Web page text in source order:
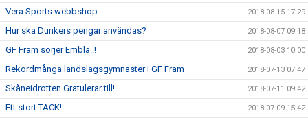
Vera Sports webbshop 2018-08-15 17:29
Hur ska Dunkers pengar användas? 2018-08-07 09:18
GF Fram sörjer Embla..! 2018-08-03 10:00
Rekordmånga landslagsgymnaster i GF Fram 2018-07-13 07:47
Skåneidrotten Gratulerar till! 2018-07-11 09:42
Ett stort TACK! 2018-07-09 15:42